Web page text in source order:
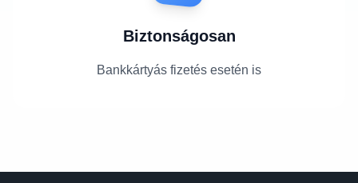
Biztonságosan
Bankkártyás fizetés esetén is